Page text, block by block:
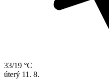
33/19 °C
úterý 11. 8.